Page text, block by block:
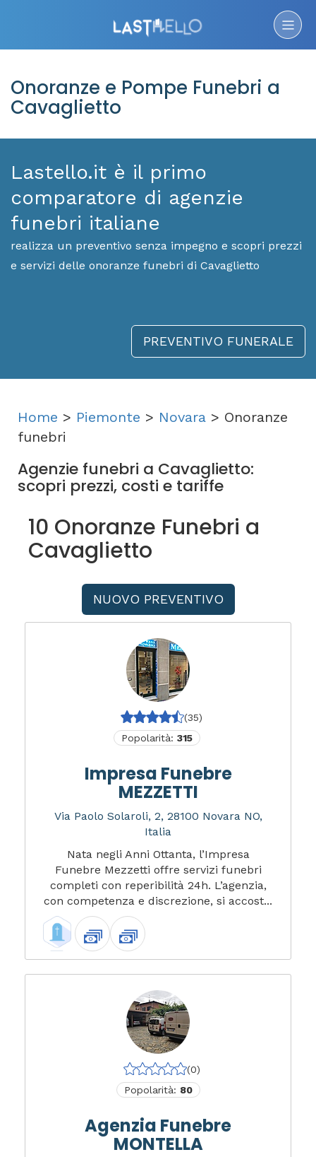
Onoranze e Pompe Funebri a
Cavaglietto
Lastello.it è il primo
comparatore di agenzie
funebri italiane
realizza un preventivo senza impegno e scopri prezzi
e servizi delle onoranze funebri di Cavaglietto
PREVENTIVO FUNERALE
Home > Piemonte > Novara > Onoranze
funebri
Agenzie funebri a Cavaglietto:
scopri prezzi, costi e tariffe
10 Onoranze Funebri a
Cavaglietto
NUOVO PREVENTIVO
(35)
Popolarità: 315
Impresa Funebre
MEZZETTI
Via Paolo Solaroli, 2, 28100 Novara NO,
Italia
Nata negli Anni Ottanta, l’Impresa
Funebre Mezzetti offre servizi funebri
completi con reperibilità 24h. L’agenzia,
con competenza e discrezione, si accost...
(0)
Popolarità: 80
Agenzia Funebre
MONTELLA